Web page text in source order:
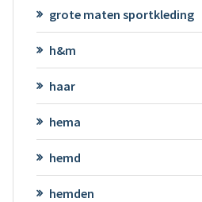
grote maten sportkleding
h&m
haar
hema
hemd
hemden